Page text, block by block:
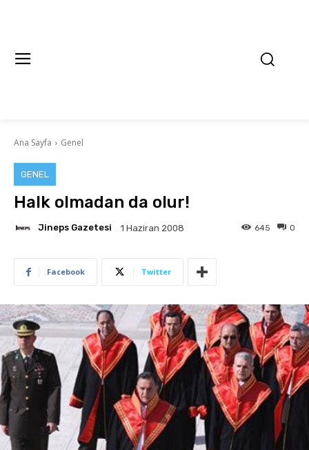
Ana Sayfa Genel
GENEL
Halk olmadan da olur!
Jineps Gazetesi 1 Haziran 2008 0
645
Facebook Twitter